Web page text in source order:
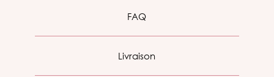
FAQ
Livraison